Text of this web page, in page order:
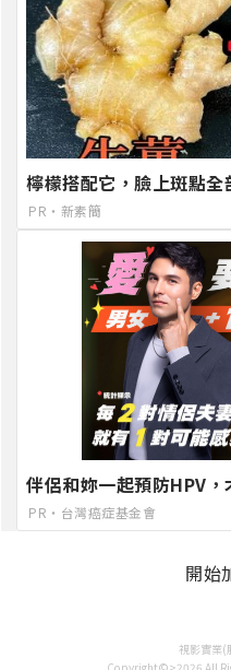
檸檬搭配它，臉上斑點
PR・新素簡
伴侶和妳一起預防HPV，
PR・台灣癌症基金會
開始
視影實業(